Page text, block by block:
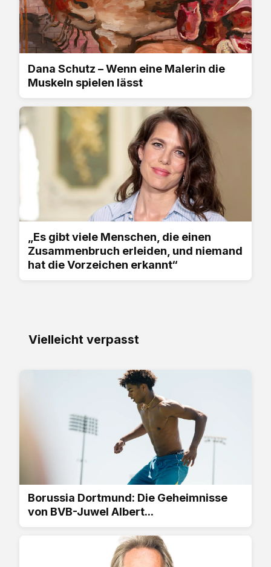
Dana Schutz – Wenn eine Malerin die
Muskeln spielen lässt
„Es gibt viele Menschen, die einen
Zusammenbruch erleiden, und niemand
hat die Vorzeichen erkannt“
Vielleicht verpasst
Borussia Dortmund: Die Geheimnisse
von BVB-Juwel Albert...